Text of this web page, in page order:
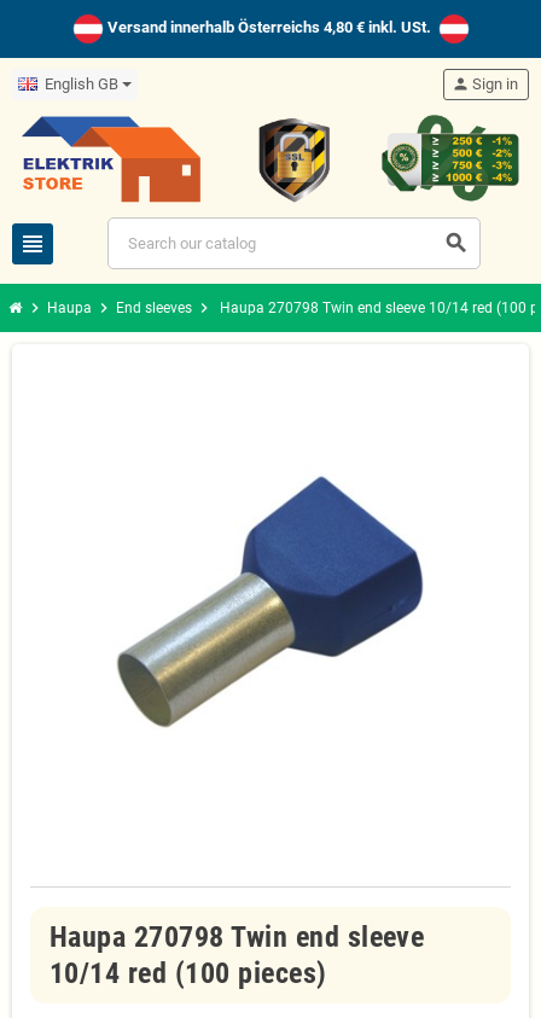
Versand innerhalb Österreichs 4,80 € inkl. USt.
English GB
view_headline search
person Sign in
chevron_right Haupa chevron_right End sleeves chevron_right Haupa 270798 Twin end sleeve 10/14 red (100
Haupa 270798 Twin end sleeve
10/14 red (100 pieces)